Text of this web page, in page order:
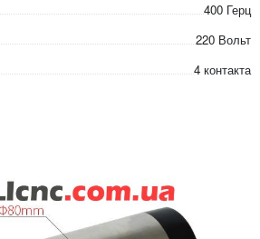
400 Герц
220 Вольт
4 контакта